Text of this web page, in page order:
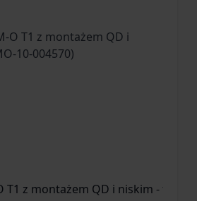
T1 z montażem QD i niskim - tan